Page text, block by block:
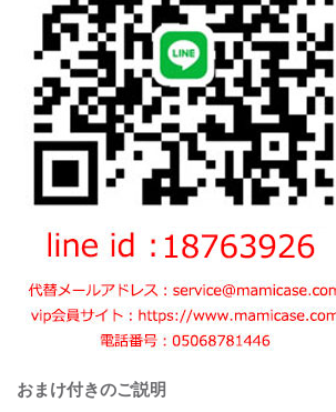
おまけ付きのご説明